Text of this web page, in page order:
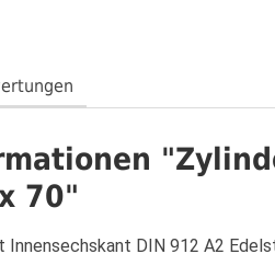
70"
Innensechskant DIN 912 A2